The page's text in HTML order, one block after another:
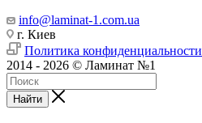
info@laminat-1.com.ua
г. Киев
Политика конфиденциальности
2014 - 2026 © Ламинат №1
Найти